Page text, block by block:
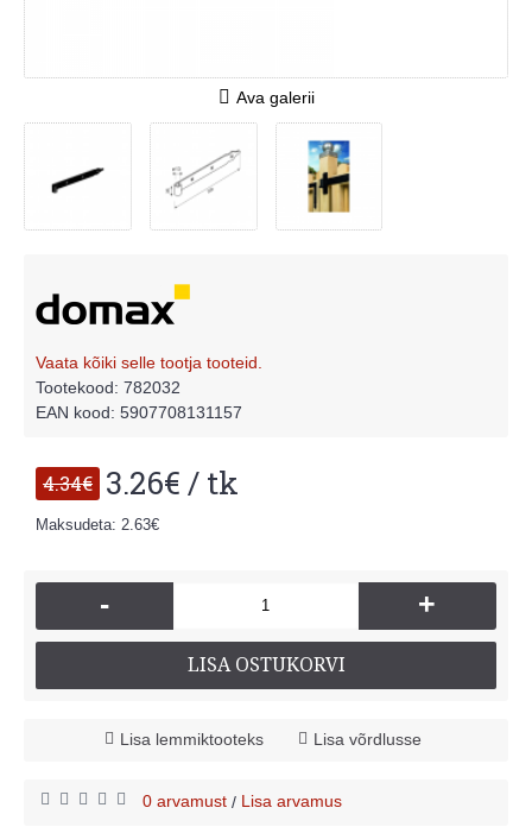
Ava galerii
Vaata kõiki selle tootja tooteid.
Tootekood: 782032
EAN kood: 5907708131157
4.34€ 3.26€ / tk
Maksudeta: 2.63€
- +
LISA OSTUKORVI
Lisa lemmiktooteks Lisa võrdlusse
0 arvamust / Lisa arvamus